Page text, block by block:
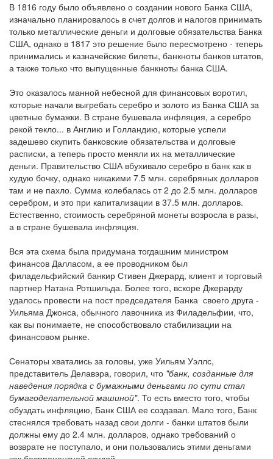
В 1816 году было объявлено о создании нового Банка США,
изначально планировалось в счет долгов и налогов принимать
только металлические деньги и долговые обязательства Банка
США, однако в 1817 это решение было пересмотрено - теперь
принимались и казначейские билеты, банкноты банков штатов,
а также только что выпущенные банкноты банка США.
Это оказалось манной небесной для финансовых воротил,
которые начали выгребать серебро и золото из Банка США за
цветные бумажки. В стране бушевала инфляция, а серебро
рекой текло... в Англию и Голландию, которые успели
задешево скупить банковские обязательства и долговые
расписки, а теперь просто меняли их на металлические
деньги. Правительство США вбухивало серебро в банк как в
худую бочку, однако никакими 7.5 млн. серебряных долларов
там и не пахло. Сумма колебалась от 2 до 2.5 млн. долларов
серебром, и это при капитализации в 37.5 млн. долларов.
Естественно, стоимость серебряной монеты возросла в разы,
а в стране бушевала инфляция.
Вся эта схема была придумана тогдашним министром
финансов Далласом, а ее проводником был
филадельфийский банкир Стивен Джерард, клиент и торговый
партнер Натана Ротшильда. Более того, вскоре Джерарду
удалось провести на пост председателя Банка своего друга -
Уильяма Джонса, обычного лавочника из Филадельфии, что,
как вы понимаете, не способствовало стабилизации на
финансовом рынке.
Сенаторы хватались за головы, уже Уильям Уэллс,
представитель Делавэра, говорил, что "банк, созданные для
наведения порядка с бумажными деньгами по сути стал
бумагоделательной машиной". То есть вместо того, чтобы
обуздать инфляцию, Банк США ее создавал. Мало того, Банк
стеснялся требовать назад свои долги - банки штатов были
должны ему до 2.4 млн. долларов, однако требований о
возврате не поступало, и они пользовались этими деньгами